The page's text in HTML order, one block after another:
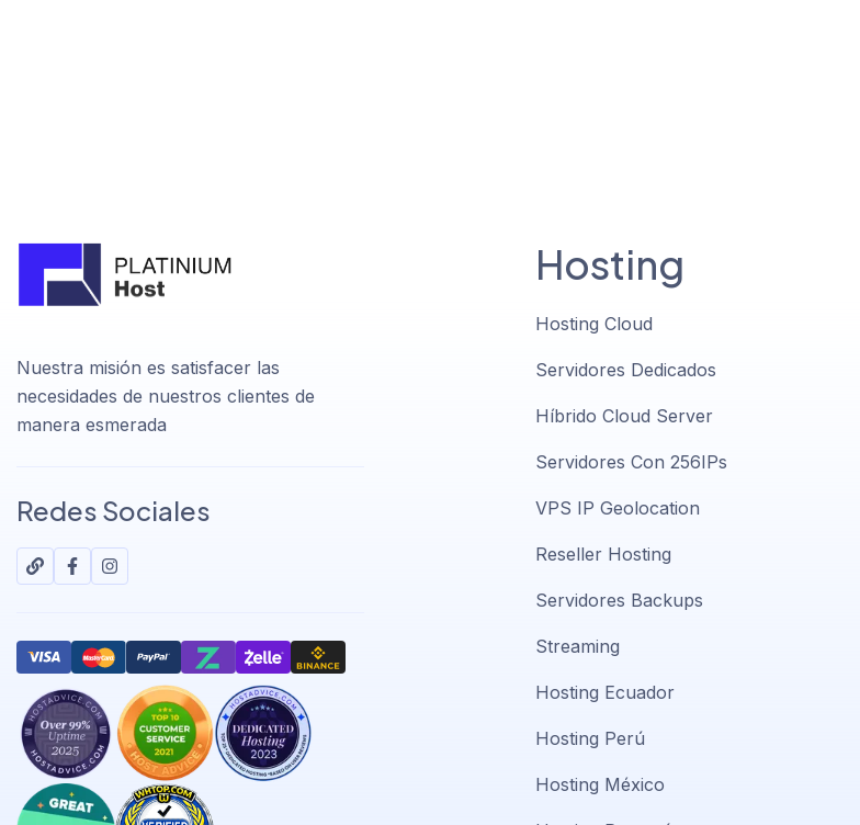
Nuestra misión es satisfacer las
necesidades de nuestros clientes de
manera esmerada
Redes Sociales
Hosting
Hosting Cloud
Servidores Dedicados
Híbrido Cloud Server
Servidores Con 256IPs
VPS IP Geolocation
Reseller Hosting
Servidores Backups
Streaming
Hosting Ecuador
Hosting Perú
Hosting México